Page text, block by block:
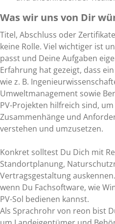
Was wir uns von Dir
Titel, Abschluss oder
keine Rolle. Viel wichtiger ist
passt und Deine Aufgaben
Erfahrung hat gezeigt, dass
wie z. B.
Umweltmanagement sowie
PV-Projekten hilfreich sind,
Zusammenhänge und
verstehen und umzusetzen.
Konkret solltest Du Dich mit
Standortplanung,
Vertragsgestaltung
wenn Du Fachsoftware, wie
PV-Sol bedienen kannst.
Als Sprachrohr von reon bist